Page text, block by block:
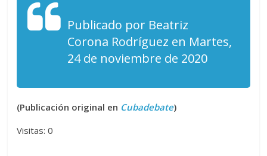
Publicado por Beatriz
Corona Rodríguez en Martes,
24 de noviembre de 2020
(Publicación original en Cubadebate)
Visitas: 0